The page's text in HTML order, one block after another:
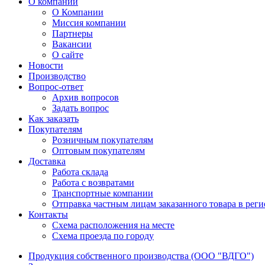
О Компании
Миссия компании
Партнеры
Вакансии
О сайте
Новости
Производство
Вопрос-ответ
Архив вопросов
Задать вопрос
Как заказать
Покупателям
Розничным покупателям
Оптовым покупателям
Доставка
Работа склада
Работа с возвратами
Транспортные компании
Отправка частным лицам заказанного товара в
Контакты
Схема расположения на месте
Схема проезда по городу
Продукция собственного производства (ООО "ВДГО")